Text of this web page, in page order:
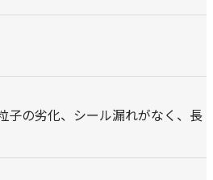
子の劣化、シール漏れがなく、長